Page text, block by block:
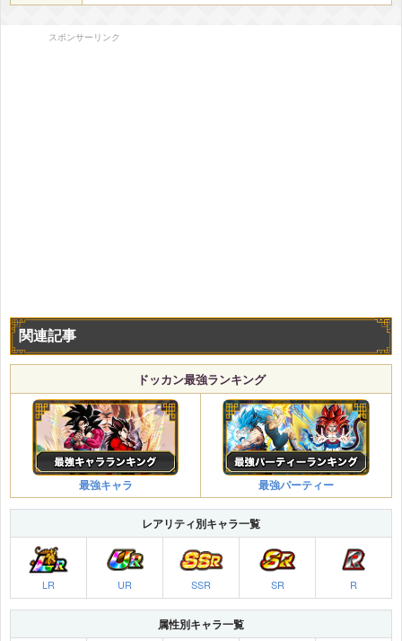
スポンサーリンク
関連記事
ドッカン最強ランキング
最強キャラ 最強パーティー
レアリティ別キャラ一覧
LR UR SSR SR R
属性別キャラ一覧